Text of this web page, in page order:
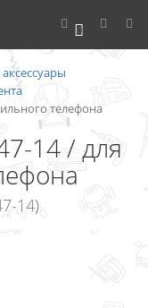
0
телефона
14 / для
14)